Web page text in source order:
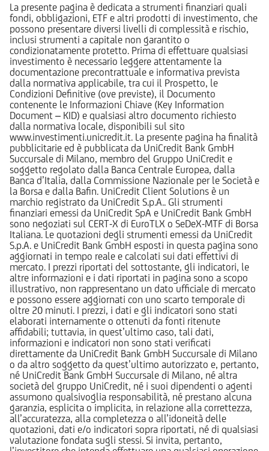
La presente pagina è dedicata a strumenti finanziari quali
fondi, obbligazioni, ETF e altri prodotti di investimento, che
possono presentare diversi livelli di complessità e rischio,
inclusi strumenti a capitale non garantito o
condizionatamente protetto. Prima di effettuare qualsiasi
investimento è necessario leggere attentamente la
documentazione precontrattuale e informativa prevista
dalla normativa applicabile, tra cui il Prospetto, le
Condizioni Definitive (ove previste), il Documento
contenente le Informazioni Chiave (Key Information
Document – KID) e qualsiasi altro documento richiesto
dalla normativa locale, disponibili sul sito
www.investimenti.unicredit.it. La presente pagina ha finalità
pubblicitarie ed è pubblicata da UniCredit Bank GmbH
Succursale di Milano, membro del Gruppo UniCredit e
soggetto regolato dalla Banca Centrale Europea, dalla
Banca d’Italia, dalla Commissione Nazionale per le Società e
la Borsa e dalla Bafin. UniCredit Client Solutions è un
marchio registrato da UniCredit S.p.A.. Gli strumenti
finanziari emessi da UniCredit SpA e UniCredit Bank GmbH
sono negoziati sul CERT-X di EuroTLX o SeDeX-MTF di Borsa
Italiana. Le quotazioni degli strumenti emessi da UniCredit
S.p.A. e UniCredit Bank GmbH esposti in questa pagina sono
aggiornati in tempo reale e calcolati sui dati effettivi di
mercato. I prezzi riportati del sottostante, gli indicatori, le
altre informazioni e i dati riportati in pagina sono a scopo
illustrativo, non rappresentano un dato ufficiale di mercato
e possono essere aggiornati con uno scarto temporale di
oltre 20 minuti. I prezzi, i dati e gli indicatori sono stati
elaborati internamente o ottenuti da fonti ritenute
affidabili; tuttavia, in quest’ultimo caso, tali dati,
informazioni e indicatori non sono stati verificati
direttamente da UniCredit Bank GmbH Succursale di Milano
o da altro soggetto da quest’ultimo autorizzato e, pertanto,
né UniCredit Bank GmbH Succursale di Milano, né altra
società del gruppo UniCredit, né i suoi dipendenti o agenti
assumono qualsivoglia responsabilità, né prestano alcuna
garanzia, esplicita o implicita, in relazione alla correttezza,
all’accuratezza, alla completezza o all’idoneità delle
quotazioni, dati e/o indicatori sopra riportati, né di qualsiasi
valutazione fondata sugli stessi. Si invita, pertanto,